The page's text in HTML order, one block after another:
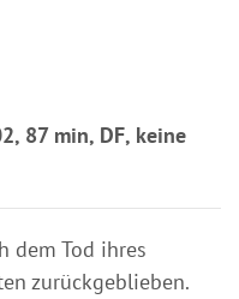
87 min, DF, keine
dem Tod ihres
zurückgeblieben.